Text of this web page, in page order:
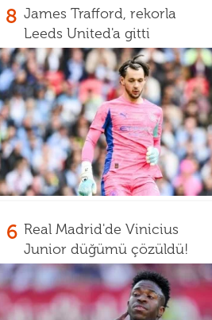
8 James Trafford, rekorla
Leeds United'a gitti
6 Real Madrid'de Vinicius
Junior düğümü çözüldü!